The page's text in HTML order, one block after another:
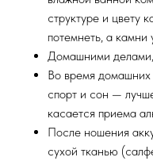
структуре и цвету
потемнеть, а камни
Домашними
Во время домашних
спорт и сон —
касается приема
После ношения
сухой тканью